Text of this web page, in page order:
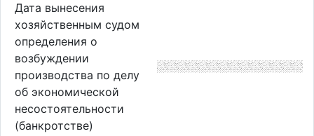
Дата вынесения
хозяйственным судом
определения о
возбуждении
производства по делу
об экономической
несостоятельности
(банкротстве)